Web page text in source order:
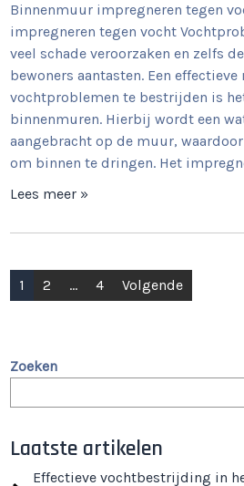
Binnenmuur impregneren tegen
impregneren tegen vocht
veel schade veroorzaken en zelfs
bewoners aantasten. Een
vochtproblemen te bestrijden is
binnenmuren. Hierbij wordt een
aangebracht op de muur,
om binnen te dringen. Het
Lees meer »
Berichtnavigatie
1 2 … 4 Volgende
Zoeken
Laatste artikelen
Effectieve vochtbestrijding in